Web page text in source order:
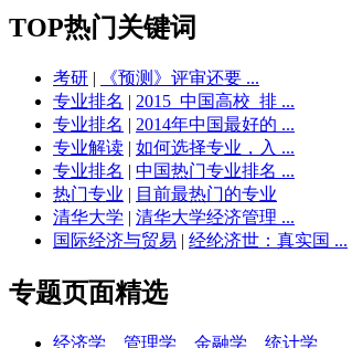
TOP热门关键词
考研 |
《预测》评审还要 ...
专业排名 | 2015_中国高校_排 ...
专业排名 | 2014年中国最好的 ...
专业解读 | 如何选择专业，入 ...
专业排名 | 中国热门专业排名 ...
热门专业 | 目前最热门的专业
清华大学 | 清华大学经济管理 ...
国际经济与贸易 | 经纶济世：真实国 ...
专题页面精选
经济学 管理学 金融学
统计学